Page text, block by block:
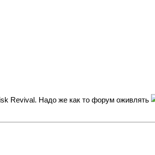
Revival. Надо же как то форум оживлять